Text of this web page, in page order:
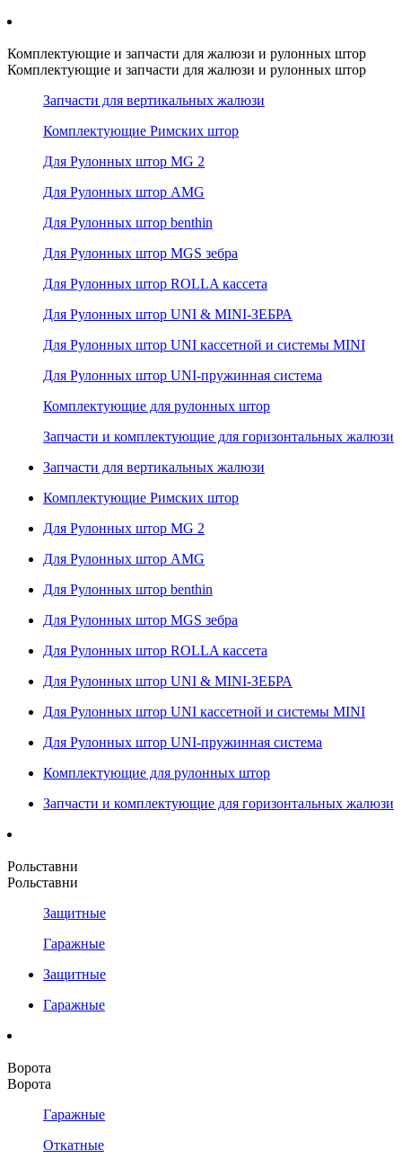
Комплектующие и запчасти для жалюзи и рулонных штор
Комплектующие и запчасти для жалюзи и рулонных штор
Запчасти для вертикальных жалюзи
Комплектующие Римских штор
Для Рулонных штор MG 2
Для Рулонных штор AMG
Для Рулонных штор benthin
Для Рулонных штор MGS зебра
Для Рулонных штор ROLLA кассета
Для Рулонных штор UNI & MINI-ЗЕБРА
Для Рулонных штор UNI кассетной и системы MINI
Для Рулонных штор UNI-пружинная система
Комплектующие для рулонных штор
Запчасти и комплектующие для горизонтальных жалюзи
Запчасти для вертикальных жалюзи
Комплектующие Римских штор
Для Рулонных штор MG 2
Для Рулонных штор AMG
Для Рулонных штор benthin
Для Рулонных штор MGS зебра
Для Рулонных штор ROLLA кассета
Для Рулонных штор UNI & MINI-ЗЕБРА
Для Рулонных штор UNI кассетной и системы MINI
Для Рулонных штор UNI-пружинная система
Комплектующие для рулонных штор
Запчасти и комплектующие для горизонтальных жалюзи
Рольставни
Рольставни
Защитные
Гаражные
Защитные
Гаражные
Ворота
Ворота
Гаражные
Откатные